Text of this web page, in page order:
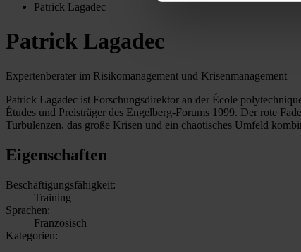
Patrick Lagadec
Patrick Lagadec
Expertenberater im Risikomanagement und Krisenmanagement
Patrick Lagadec ist Forschungsdirektor an der École
Études und Preisträger des Engelberg-Forums 1999. Der rote
Turbulenzen, das große Krisen und ein chaotisches Umfeld
Eigenschaften
Beschäftigungsfähigkeit:
Training
Sprachen:
Französisch
Kategorien: